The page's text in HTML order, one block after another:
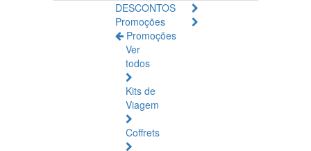
DESCONTOS
Promoções
Promoções
Ver
todos
Kits de
Viagem
Coffrets